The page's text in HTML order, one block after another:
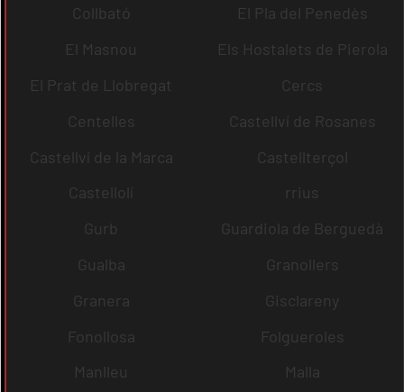
Collbató
El Pla del Penedès
El Masnou
Els Hostalets de Pierola
El Prat de Llobregat
Cercs
Centelles
Castellví de Rosanes
Castellví de la Marca
Castellterçol
Castellolí
rrius
Gurb
Guardiola de Berguedà
Gualba
Granollers
Granera
Gisclareny
Fonollosa
Folgueroles
Manlleu
Malla